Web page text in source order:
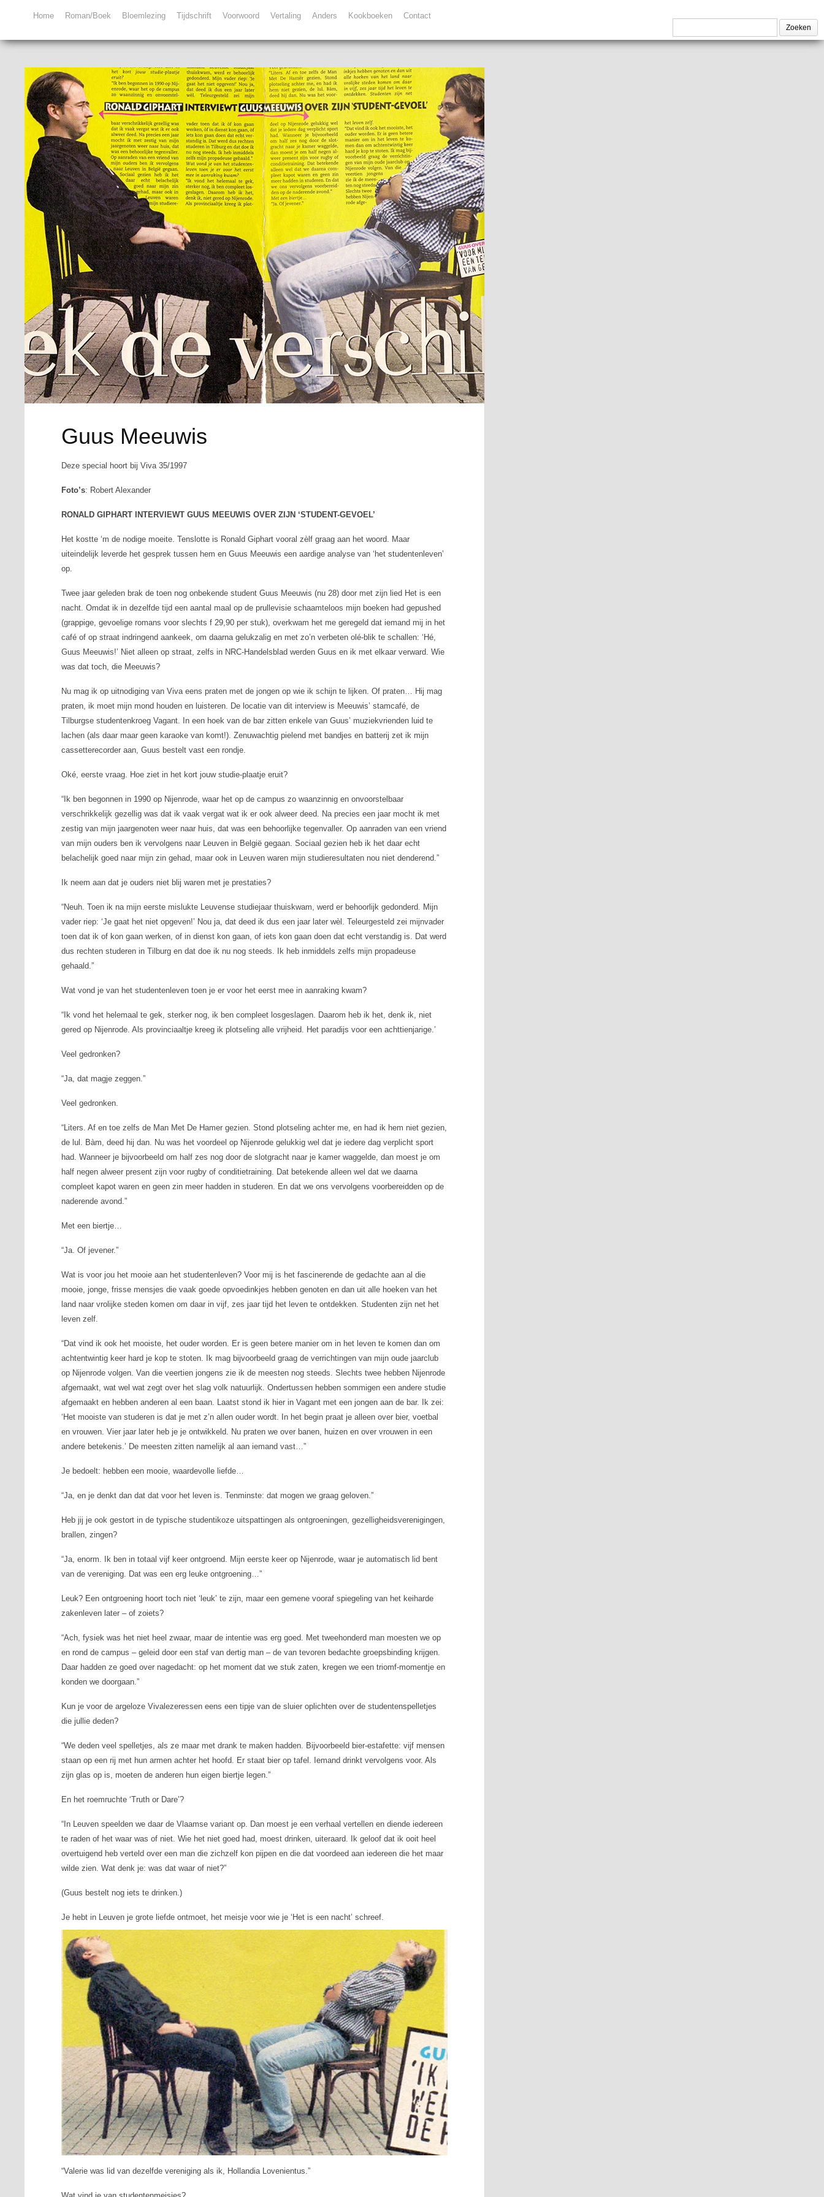
Home Roman/Boek Bloemlezing Tijdschrift Voorwoord Vertaling Anders Kookboeken Contact
Guus Meeuwis
Deze special hoort bij Viva 35/1997
Foto’s: Robert Alexander
RONALD GIPHART INTERVIEWT GUUS MEEUWIS OVER ZIJN ‘STUDENT-GEVOEL’
Het kostte ‘m de nodige moeite. Tenslotte is Ronald Giphart vooral zèlf graag aan het woord. Maar
uiteindelijk leverde het gesprek tussen hem en Guus Meeuwis een aardige analyse van ‘het studentenleven’
op.
Twee jaar geleden brak de toen nog onbekende student Guus Meeuwis (nu 28) door met zijn lied Het is een
nacht. Omdat ik in dezelfde tijd een aantal maal op de prullevisie schaamteloos mijn boeken had gepushed
(grappige, gevoelige romans voor slechts f 29,90 per stuk), overkwam het me geregeld dat iemand mij in het
café of op straat indringend aankeek, om daarna gelukzalig en met zo’n verbeten olé-blik te schallen: ‘Hé,
Guus Meeuwis!’ Niet alleen op straat, zelfs in NRC-Handelsblad werden Guus en ik met elkaar verward. Wie
was dat toch, die Meeuwis?
Nu mag ik op uitnodiging van Viva eens praten met de jongen op wie ik schijn te lijken. Of praten… Hij mag
praten, ik moet mijn mond houden en luisteren. De locatie van dit interview is Meeuwis’ stamcafé, de
Tilburgse studentenkroeg Vagant. In een hoek van de bar zitten enkele van Guus’ muziekvrienden luid te
lachen (als daar maar geen karaoke van komt!). Zenuwachtig pielend met bandjes en batterij zet ik mijn
cassetterecorder aan, Guus bestelt vast een rondje.
Oké, eerste vraag. Hoe ziet in het kort jouw studie-plaatje eruit?
“Ik ben begonnen in 1990 op Nijenrode, waar het op de campus zo waanzinnig en onvoorstelbaar
verschrikkelijk gezellig was dat ik vaak vergat wat ik er ook alweer deed. Na precies een jaar mocht ik met
zestig van mijn jaargenoten weer naar huis, dat was een behoorlijke tegenvaller. Op aanraden van een vriend
van mijn ouders ben ik vervolgens naar Leuven in België gegaan. Sociaal gezien heb ik het daar echt
belachelijk goed naar mijn zin gehad, maar ook in Leuven waren mijn studieresultaten nou niet denderend.”
Ik neem aan dat je ouders niet blij waren met je prestaties?
“Neuh. Toen ik na mijn eerste mislukte Leuvense studiejaar thuiskwam, werd er behoorlijk gedonderd. Mijn
vader riep: ‘Je gaat het niet opgeven!’ Nou ja, dat deed ik dus een jaar later wèl. Teleurgesteld zei mijnvader
toen dat ik of kon gaan werken, of in dienst kon gaan, of iets kon gaan doen dat echt verstandig is. Dat werd
dus rechten studeren in Tilburg en dat doe ik nu nog steeds. Ik heb inmiddels zelfs mijn propadeuse
gehaald.”
Wat vond je van het studentenleven toen je er voor het eerst mee in aanraking kwam?
“Ik vond het helemaal te gek, sterker nog, ik ben compleet losgeslagen. Daarom heb ik het, denk ik, niet
gered op Nijenrode. Als provinciaaltje kreeg ik plotseling alle vrijheid. Het paradijs voor een achttienjarige.’
Veel gedronken?
“Ja, dat magje zeggen.”
Veel gedronken.
“Liters. Af en toe zelfs de Man Met De Hamer gezien. Stond plotseling achter me, en had ik hem niet gezien,
de lul. Bàm, deed hij dan. Nu was het voordeel op Nijenrode gelukkig wel dat je iedere dag verplicht sport
had. Wanneer je bijvoorbeeld om half zes nog door de slotgracht naar je kamer waggelde, dan moest je om
half negen alweer present zijn voor rugby of conditietraining. Dat betekende alleen wel dat we daarna
compleet kapot waren en geen zin meer hadden in studeren. En dat we ons vervolgens voorbereidden op de
naderende avond.”
Met een biertje…
“Ja. Of jevener.”
Wat is voor jou het mooie aan het studentenleven? Voor mij is het fascinerende de gedachte aan al die
mooie, jonge, frisse mensjes die vaak goede opvoedinkjes hebben genoten en dan uit alle hoeken van het
land naar vrolijke steden komen om daar in vijf, zes jaar tijd het leven te ontdekken. Studenten zijn net het
leven zelf.
“Dat vind ik ook het mooiste, het ouder worden. Er is geen betere manier om in het leven te komen dan om
achtentwintig keer hard je kop te stoten. Ik mag bijvoorbeeld graag de verrichtingen van mijn oude jaarclub
op Nijenrode volgen. Van die veertien jongens zie ik de meesten nog steeds. Slechts twee hebben Nijenrode
afgemaakt, wat wel wat zegt over het slag volk natuurlijk. Ondertussen hebben sommigen een andere studie
afgemaakt en hebben anderen al een baan. Laatst stond ik hier in Vagant met een jongen aan de bar. Ik zei:
‘Het mooiste van studeren is dat je met z’n allen ouder wordt. In het begin praat je alleen over bier, voetbal
en vrouwen. Vier jaar later heb je je ontwikkeld. Nu praten we over banen, huizen en over vrouwen in een
andere betekenis.’ De meesten zitten namelijk al aan iemand vast…”
Je bedoelt: hebben een mooie, waardevolle liefde…
“Ja, en je denkt dan dat dat voor het leven is. Tenminste: dat mogen we graag geloven.”
Heb jij je ook gestort in de typische studentikoze uitspattingen als ontgroeningen, gezelligheidsverenigingen,
brallen, zingen?
“Ja, enorm. Ik ben in totaal vijf keer ontgroend. Mijn eerste keer op Nijenrode, waar je automatisch lid bent
van de vereniging. Dat was een erg leuke ontgroening…”
Leuk? Een ontgroening hoort toch niet ‘leuk’ te zijn, maar een gemene vooraf spiegeling van het keiharde
zakenleven later – of zoiets?
“Ach, fysiek was het niet heel zwaar, maar de intentie was erg goed. Met tweehonderd man moesten we op
en rond de campus – geleid door een staf van dertig man – de van tevoren bedachte groepsbinding krijgen.
Daar hadden ze goed over nagedacht: op het moment dat we stuk zaten, kregen we een triomf-momentje en
konden we doorgaan.”
Kun je voor de argeloze Vivalezeressen eens een tipje van de sluier oplichten over de studentenspelletjes
die jullie deden?
“We deden veel spelletjes, als ze maar met drank te maken hadden. Bijvoorbeeld bier-estafette: vijf mensen
staan op een rij met hun armen achter het hoofd. Er staat bier op tafel. Iemand drinkt vervolgens voor. Als
zijn glas op is, moeten de anderen hun eigen biertje legen.”
En het roemruchte ‘Truth or Dare’?
“In Leuven speelden we daar de Vlaamse variant op. Dan moest je een verhaal vertellen en diende iedereen
te raden of het waar was of niet. Wie het niet goed had, moest drinken, uiteraard. Ik geloof dat ik ooit heel
overtuigend heb verteld over een man die zichzelf kon pijpen en die dat voordeed aan iedereen die het maar
wilde zien. Wat denk je: was dat waar of niet?”
(Guus bestelt nog iets te drinken.)
Je hebt in Leuven je grote liefde ontmoet, het meisje voor wie je ‘Het is een nacht’ schreef.
“Valerie was lid van dezelfde vereniging als ik, Hollandia Lovenientus.”